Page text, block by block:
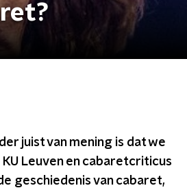
juist van mening is dat we
Leuven en cabaretcriticus
geschiedenis van cabaret,